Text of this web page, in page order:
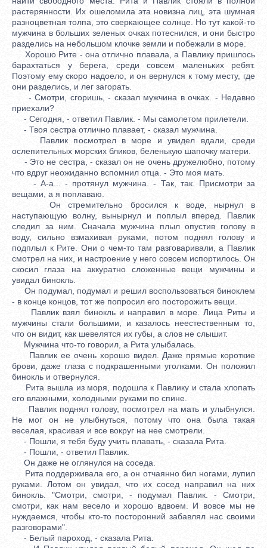
растерянности. Их ошеломила эта новизна лиц, эта шумная
разноцветная толпа, это сверкающее солнце. Но тут какой-то
мужчина в больших зеленых очках потеснился, и они быстро
разделись на небольшом клочке земли и побежали в море.
Хорошо Рите - она отлично плавала, а Павлику пришлось
барахтаться у берега, среди совсем маленьких ребят.
Поэтому ему скоро надоело, и он вернулся к тому месту, где
они разделись, и лег загорать.
- Смотри, сгоришь, - сказал мужчина в очках. - Недавно
приехали?
- Сегодня, - ответил Павлик. - Мы самолетом прилетели.
- Твоя сестра отлично плавает, - сказал мужчина.
Павлик посмотрел в море и увидел вдали, среди
ослепительных морских бликов, беленькую шапочку матери.
- Это не сестра, - сказал он не очень дружелюбно, потому
что вдруг неожиданно вспомнил отца. - Это моя мать.
- А-а... - протянул мужчина. - Так, так. Присмотри за
вещами, а я поплаваю.
Он стремительно бросился к воде, нырнул в
наступающую волну, вынырнул и поплыл вперед. Павлик
следил за ним. Сначала мужчина плыл опустив голову в
воду, сильно взмахивая руками, потом поднял голову и
подплыл к Рите. Они о чем-то там разговаривали, а Павлик
смотрел на них, и настроение у него совсем испортилось. Он
скосил глаза на аккуратно сложенные вещи мужчины и
увидал бинокль.
Он подумал, подумал и решил воспользоваться биноклем
- в конце концов, тот же попросил его посторожить вещи.
Павлик взял бинокль и направил в море. Лица Риты и
мужчины стали большими, и казалось неестественным то,
что он видит, как шевелятся их губы, а слов не слышит.
Мужчина что-то говорил, а Рита улыбалась.
Павлик ее очень хорошо видел. Даже прямые короткие
брови, даже глаза с подкрашенными уголками. Он положил
бинокль и отвернулся.
Рита вышла из моря, подошла к Павлику и стала хлопать
его влажными, холодными руками по спине.
Павлик поднял голову, посмотрел на мать и улыбнулся.
Не мог он не улыбнуться, потому что она была такая
веселая, красивая и все вокруг на нее смотрели.
- Пошли, я тебя буду учить плавать, - сказала Рита.
- Пошли, - ответил Павлик.
Он даже не оглянулся на соседа.
Рита поддерживала его, а он отчаянно бил ногами, лупил
руками. Лотом он увидал, что их сосед направил на них
бинокль. "Смотри, смотри, - подумал Павлик. - Смотри,
смотри, как нам весело и хорошо вдвоем. И вовсе мы не
нуждаемся, чтобы кто-то посторонний забавлял нас своими
разговорами".
- Белый пароход, - сказала Рита.